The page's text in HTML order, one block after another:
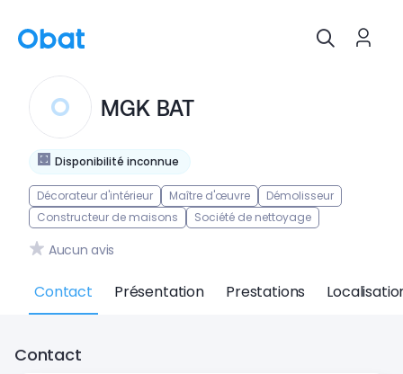
Disponibilité inconnue
MGK BAT
Décorateur d'intérieur Maître d'œuvre
Démolisseur
Constructeur de maisons
Société de nettoyage
Aucun avis
Contact Présentation Prestations
Contact